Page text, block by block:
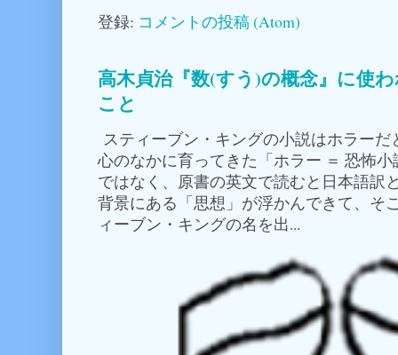
登録: コメントの投稿 (Atom)
高木貞治『数(すう)の概念』に使
こと
スティーブン・キングの小説はホラー
心のなかに育ってきた「ホラー ＝ 恐怖
ではなく、原書の英文で読むと日本語訳
背景にある「思想」が浮かんできて、そ
ィーブン・キングの名を出...